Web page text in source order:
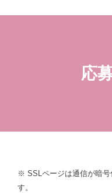
応
※ SSLページは通信が暗号
す。